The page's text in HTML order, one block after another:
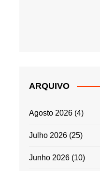
ARQUIVO
Agosto 2026 (4)
Julho 2026 (25)
Junho 2026 (10)